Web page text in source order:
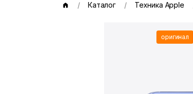
Каталог Техника Apple
оригинал